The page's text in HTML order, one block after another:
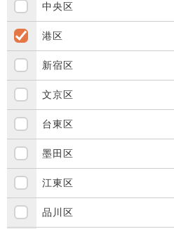
中央区
港区
新宿区
文京区
台東区
墨田区
江東区
品川区